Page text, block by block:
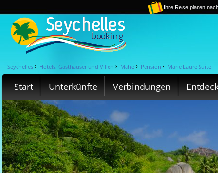
Ihre Reise planen
Seychelles › Hotels, Gasthäuser und Villen › Mahe › Pension › Marie Laure Suite
Start Unterkünfte Verbindungen